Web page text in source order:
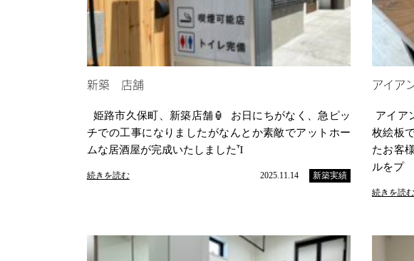
新築 店舗
姫路市久保町、新築店舗🏮 お日にちがなく、急ピッ
チでの工事になりましたがなんとか素敵でアットホー
ムな居酒屋が完成いたしましたἾ
続きを読む 2025.11.14 新築実績
アイア
アイア
枚絵板
たお客
ルをプ
続きを読む